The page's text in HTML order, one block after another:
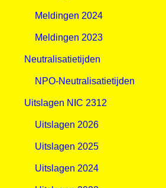
Meldingen 2024
Meldingen 2023
Neutralisatietijden
NPO-Neutralisatietijden
Uitslagen NIC 2312
Uitslagen 2026
Uitslagen 2025
Uitslagen 2024